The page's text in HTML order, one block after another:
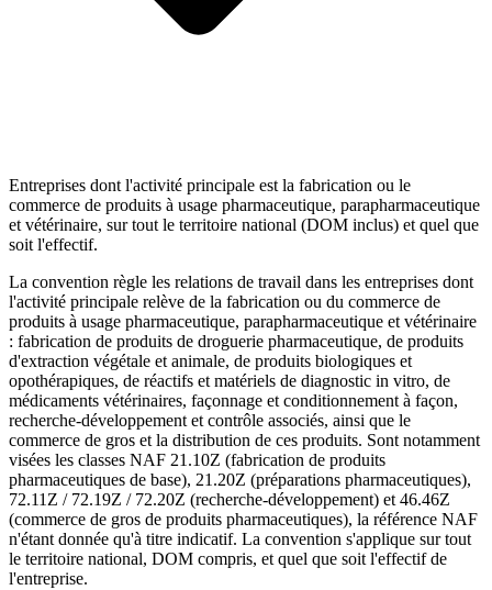
Entreprises dont l'activité principale est la fabrication ou le
commerce de produits à usage pharmaceutique, parapharmaceutique
et vétérinaire, sur tout le territoire national (DOM inclus) et quel que
soit l'effectif.
La convention règle les relations de travail dans les entreprises dont
l'activité principale relève de la fabrication ou du commerce de
produits à usage pharmaceutique, parapharmaceutique et vétérinaire
: fabrication de produits de droguerie pharmaceutique, de produits
d'extraction végétale et animale, de produits biologiques et
opothérapiques, de réactifs et matériels de diagnostic in vitro, de
médicaments vétérinaires, façonnage et conditionnement à façon,
recherche-développement et contrôle associés, ainsi que le
commerce de gros et la distribution de ces produits. Sont notamment
visées les classes NAF 21.10Z (fabrication de produits
pharmaceutiques de base), 21.20Z (préparations pharmaceutiques),
72.11Z / 72.19Z / 72.20Z (recherche-développement) et 46.46Z
(commerce de gros de produits pharmaceutiques), la référence NAF
n'étant donnée qu'à titre indicatif. La convention s'applique sur tout
le territoire national, DOM compris, et quel que soit l'effectif de
l'entreprise.